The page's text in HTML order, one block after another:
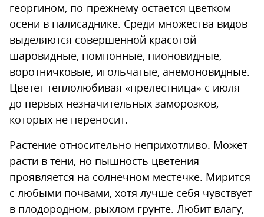
георгином, по-прежнему остается цветком
осени в палисаднике. Среди множества видов
выделяются совершенной красотой
шаровидные, помпонные, пионовидные,
воротничковые, игольчатые, анемоновидные.
Цветет теплолюбивая «прелестница» с июля
до первых незначительных заморозков,
которых не переносит.
Растение относительно неприхотливо. Может
расти в тени, но пышность цветения
проявляется на солнечном местечке. Мирится
с любыми почвами, хотя лучше себя чувствует
в плодородном, рыхлом грунте. Любит влагу,